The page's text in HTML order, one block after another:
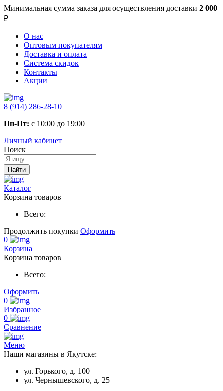
Минимальная сумма заказа для осуществления доставки 2 000
₽
О нас
Оптовым покупателям
Доставка и оплата
Система скидок
Контакты
Акции
8 (914) 286-28-10
Пн-Пт: с 10:00 до 19:00
Личный кабинет
Поиск
Найти
Каталог
Корзина товаров
Всего:
Продолжить покупки Оформить
0
Корзина
Корзина товаров
Всего:
Оформить
0
Избранное
0
Сравнение
Меню
Наши магазины в Якутске:
ул. Горького, д. 100
ул. Чернышевского, д. 25